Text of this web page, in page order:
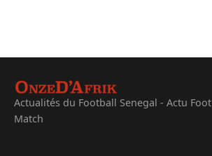
Actualités du Football Senegal - Actu Foot
Match